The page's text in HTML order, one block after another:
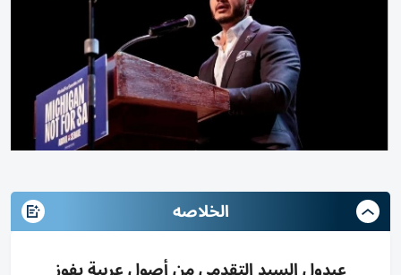
الخلاصه